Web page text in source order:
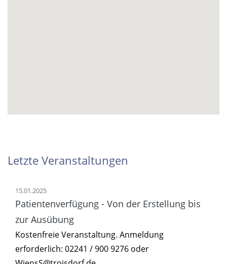
Letzte Veranstaltungen
15.01.2025
Patientenverfügung - Von der Erstellung bis
zur Ausübung
Kostenfreie Veranstaltung. Anmeldung
erforderlich: 02241 / 900 9276 oder